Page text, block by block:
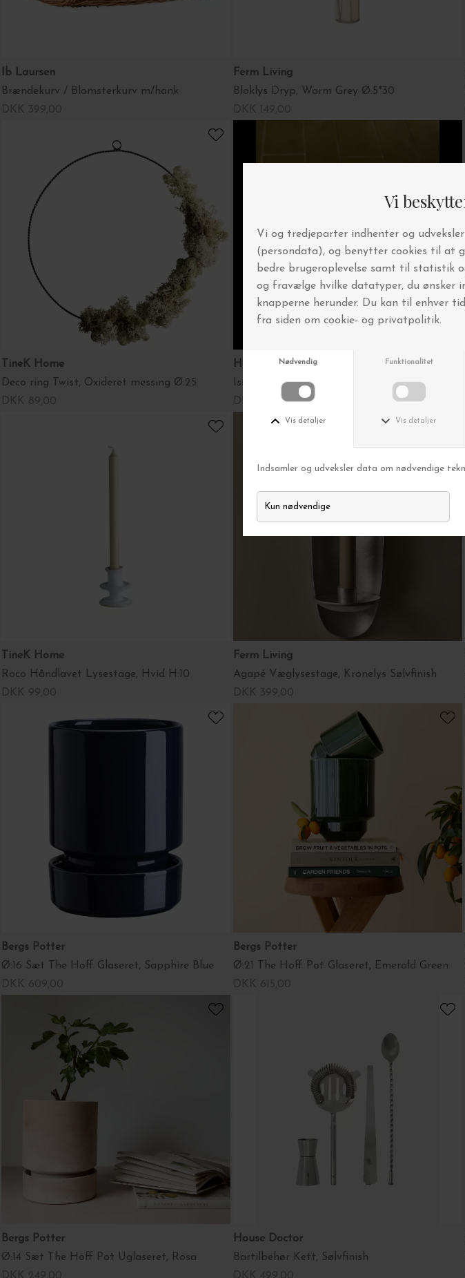
Ib Laursen
Brændekurv / Blomsterkurv m/hank
Ferm Living
Bloklys Dryp, Warm Grey Ø:5*30
TineK Home
Deco ring Twist, Oxideret messing Ø:25
House Doctor
Isspand Kett, Rustfrit stål
DKK 449,00
TineK Home
Roco Håndlavet Lysestage, Hvid H:10
Ferm Living
Agapé Væglysestage, Kronelys Sølvfinish
Bergs Potter
Ø:16 Sæt The Hoff Glaseret, Sapphire Blue
Bergs Potter
Ø:21 The Hoff Pot Glaseret, Emerald Green
Bergs Potter
Ø:14 Sæt The Hoff Pot Uglaseret, Rosa
House Doctor
Bartilbehør Kett, Sølvfinish